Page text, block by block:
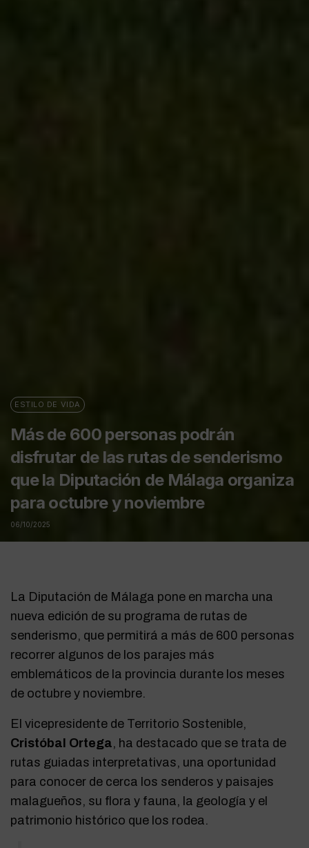
ESTILO DE VIDA
Más de 600 personas podrán
disfrutar de las rutas de senderismo
que la Diputación de Málaga organiza
para octubre y noviembre
06/10/2025
La Diputación de Málaga pone en marcha una
nueva edición de su programa de rutas de
senderismo, que permitirá a más de 600 personas
recorrer algunos de los parajes más
emblemáticos de la provincia durante los meses
de octubre y noviembre.
El vicepresidente de Territorio Sostenible,
Cristóbal Ortega, ha destacado que se trata de
rutas guiadas interpretativas, una oportunidad
para conocer de cerca los senderos y paisajes
malagueños, su flora y fauna, la geología y el
patrimonio histórico que los rodea.